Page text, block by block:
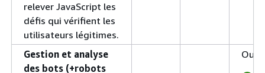
relever JavaScript les
défis qui vérifient les
utilisateurs légitimes.
Gestion et analyse
des bots (+robots
Oui